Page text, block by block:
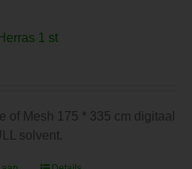
1 st
of Mesh 175 * 335 cm digitaal
solvent.